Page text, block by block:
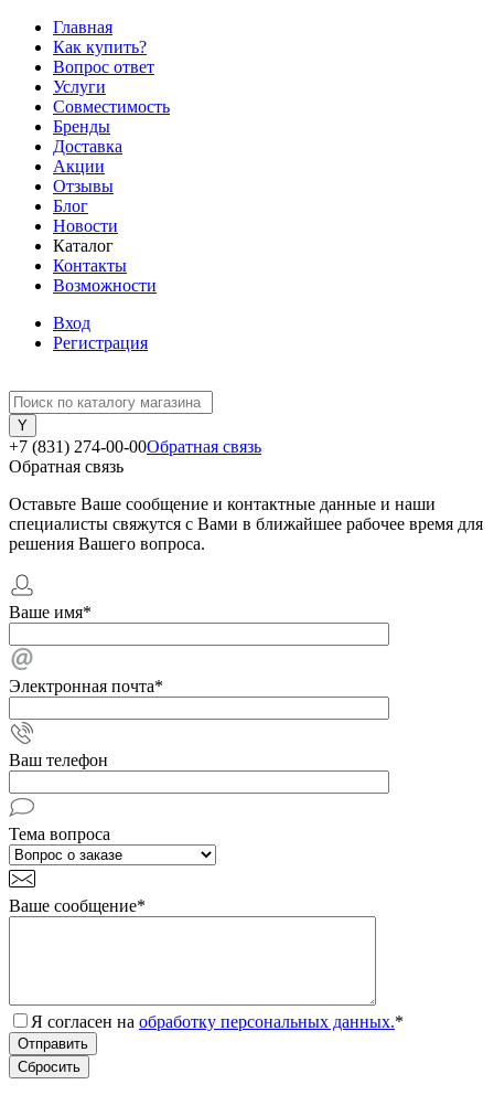
Главная
Как купить?
Вопрос ответ
Услуги
Совместимость
Бренды
Доставка
Акции
Отзывы
Блог
Новости
Каталог
Контакты
Возможности
Вход
Регистрация
+7 (831) 274-00-00Обратная связь
Обратная связь
Оставьте Ваше сообщение и контактные данные и наши
специалисты свяжутся с Вами в ближайшее рабочее время для
решения Вашего вопроса.
Ваше имя*
Электронная почта*
Ваш телефон
Тема вопроса
Ваше сообщение*
Я согласен на обработку персональных данных.*